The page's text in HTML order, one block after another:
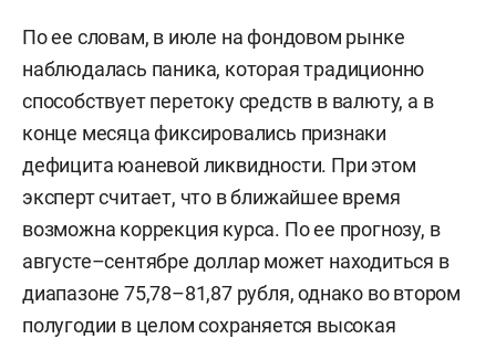
По ее словам, в июле на фондовом рынке
наблюдалась паника, которая традиционно
способствует перетоку средств в валюту, а в
конце месяца фиксировались признаки
дефицита юаневой ликвидности. При этом
эксперт считает, что в ближайшее время
возможна коррекция курса. По ее прогнозу, в
августе–сентябре доллар может находиться в
диапазоне 75,78–81,87 рубля, однако во втором
полугодии в целом сохраняется высокая